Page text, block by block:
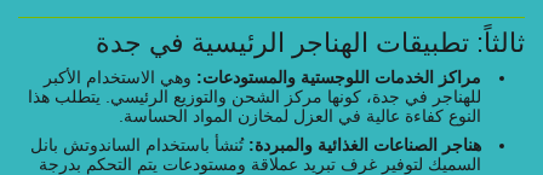
ثالثاً: تطبيقات الهناجر الرئيسية في جدة
مراكز الخدمات اللوجستية والمستودعات:وهي الاستخدام الأكبر
للهناجر في جدة، كونها مركز الشحن والتوزيع الرئيسي. يتطلب هذا
النوع كفاءة عالية في العزل لمخازن المواد الحساسة.
هناجر الصناعات الغذائية والمبردة:تُنشأ باستخدام الساندوتش بانل
السميك لتوفير غرف تبريد عملاقة ومستودعات يتم التحكم بدرجة